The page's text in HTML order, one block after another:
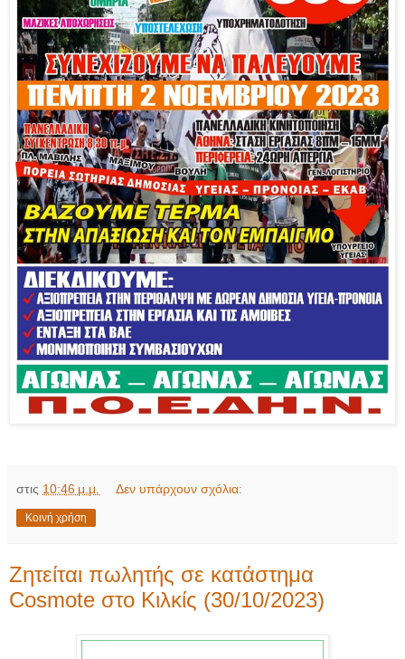
στις 10:46 μ.μ. Δεν υπάρχουν σχόλια:
Κοινή χρήση
Ζητείται πωλητής σε κατάστημα
Cosmote στο Κιλκίς (30/10/2023)